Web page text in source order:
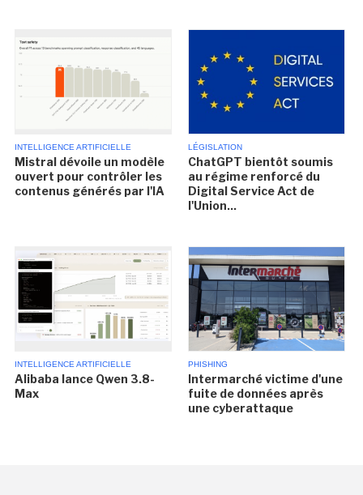
INTELLIGENCE ARTIFICIELLE
Mistral dévoile un modèle
ouvert pour contrôler les
contenus générés par l'IA
LÉGISLATION
ChatGPT bientôt soumis
au régime renforcé du
Digital Service Act de
l'Union...
INTELLIGENCE ARTIFICIELLE
Alibaba lance Qwen 3.8-
Max
PHISHING
Intermarché victime d'une
fuite de données après
une cyberattaque